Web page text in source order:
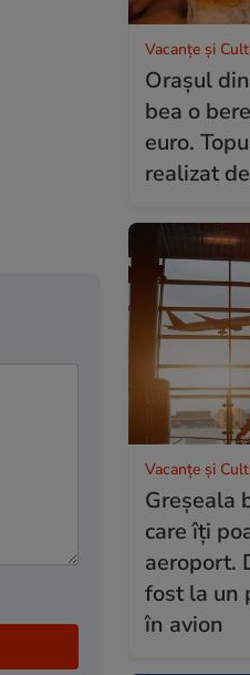
Vacanțe și
Orașul
bea o
euro.
realizat
Vacanțe și
Greșeala
care îți
aeroport.
fost la un
în avion